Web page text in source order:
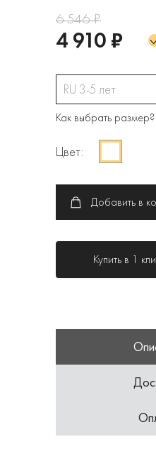
6 546 ₽
4 910 ₽
RU 3-5 лет
Как выбрать размер?
Цвет:
Добавить в
Купить в 1